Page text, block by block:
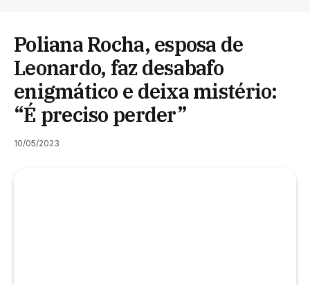
Poliana Rocha, esposa de
Leonardo, faz desabafo
enigmático e deixa mistério:
“É preciso perder”
10/05/2023